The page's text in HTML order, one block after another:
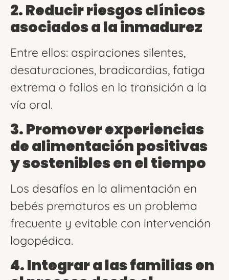
2. Reducir riesgos clínicos
asociados a la inmadurez
Entre ellos: aspiraciones silentes,
desaturaciones, bradicardias, fatiga
extrema o fallos en la transición a la
vía oral.
3. Promover experiencias
de alimentación positivas
y sostenibles en el tiempo
Los desafíos en la alimentación en
bebés prematuros es un problema
frecuente y evitable con intervención
logopédica.
4. Integrar a las familias en